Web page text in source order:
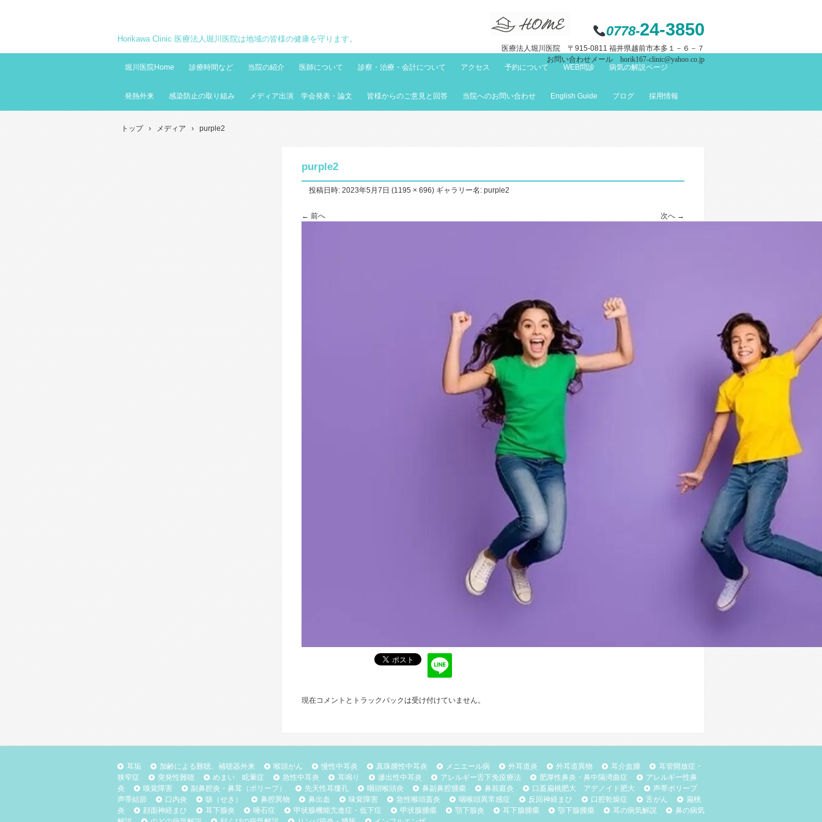
Horikawa Clinic 医療法人堀川医院は地域の皆様の健康を守ります。
0778-24-3850
医療法人堀川医院 〒915-0811 福井県越前市本多１－６－７
お問い合わせメール horik167-clinic@yahoo.co.jp
堀川医院Home
診療時間など 当院の紹介 医師について 診察・治療・会計について アクセス 予約について WEB問診 病気の解説ページ
発熱外来 感染防止の取り組み メディア出演 学会発表・論文 皆様からのご意見と回答 当院へのお問い合わせ English Guide ブログ 採用情報
トップ › メディア › purple2
purple2
投稿日時: 2023年5月7日 (1195 × 696) ギャラリー名: purple2
← 前へ 次へ →
現在コメントとトラックバックは受け付けていません。
耳垢 加齢による難聴、補聴器外来 喉頭がん 慢性中耳炎 真珠腫性中耳炎 メニエール病 外耳道炎 外耳道異物 耳介血腫
耳管開放症・
狭窄症
突発性難聴 めまい 眩暈症 急性中耳炎 耳鳴り 滲出性中耳炎 アレルギー舌下免疫療法 肥厚性鼻炎・鼻中隔湾曲症
アレルギー性鼻
炎
嗅覚障害 副鼻腔炎・鼻茸（ポリープ） 先天性耳瘻孔 咽頭喉頭炎 鼻副鼻腔腫瘍 鼻前庭炎 口蓋扁桃肥大 アデノイド肥大
声帯ポリープ
声帯結節
口内炎 咳（せき） 鼻腔異物 鼻出血 味覚障害 急性喉頭蓋炎 咽喉頭異常感症 反回神経まひ 口腔乾燥症 舌がん
扁桃
炎
顔面神経まひ 耳下腺炎 唾石症 甲状腺機能亢進症・低下症 甲状腺腫瘍 顎下腺炎 耳下腺腫瘍 顎下腺腫瘍 耳の病気解説
鼻の病気